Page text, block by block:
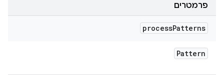
פרמטרים
processPatterns
Pattern